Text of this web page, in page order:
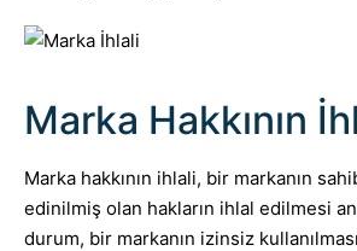
Marka Hakkının
Marka hakkının ihlali, bir markanın
edinilmiş olan hakların ihlal edilmesi
durum, bir markanın izinsiz